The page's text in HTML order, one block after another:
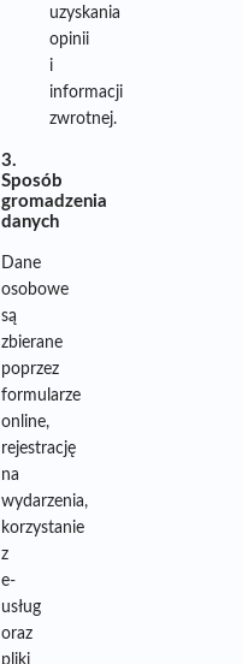
uzyskania
opinii
i
informacji
zwrotnej.
3.
Sposób
gromadzenia
danych
Dane
osobowe
są
zbierane
poprzez
formularze
online,
rejestrację
na
wydarzenia,
korzystanie
z
e-
usług
oraz
pliki